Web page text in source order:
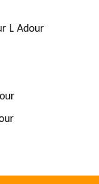
L Adour